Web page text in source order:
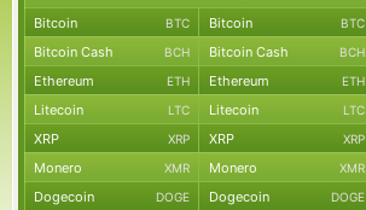
Bitcoin BTC Bitcoin BTC
Bitcoin Cash BCH Bitcoin Cash BCH
Ethereum ETH Ethereum ETH
Litecoin LTC Litecoin LTC
XRP XRP XRP XRP
Monero XMR Monero XMR
Dogecoin DOGE Dogecoin DOGE